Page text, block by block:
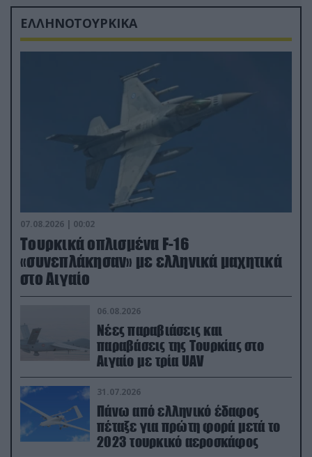
ΕΛΛΗΝΟΤΟΥΡΚΙΚΑ
07.08.2026 | 00:02
Τουρκικά οπλισμένα F-16
«συνεπλάκησαν» με ελληνικά μαχητικά
στο Αιγαίο
06.08.2026
Νέες παραβιάσεις και
παραβάσεις της Τουρκίας στο
Αιγαίο με τρία UAV
31.07.2026
Πάνω από ελληνικό έδαφος
πέταξε για πρώτη φορά μετά το
2023 τουρκικό αεροσκάφος